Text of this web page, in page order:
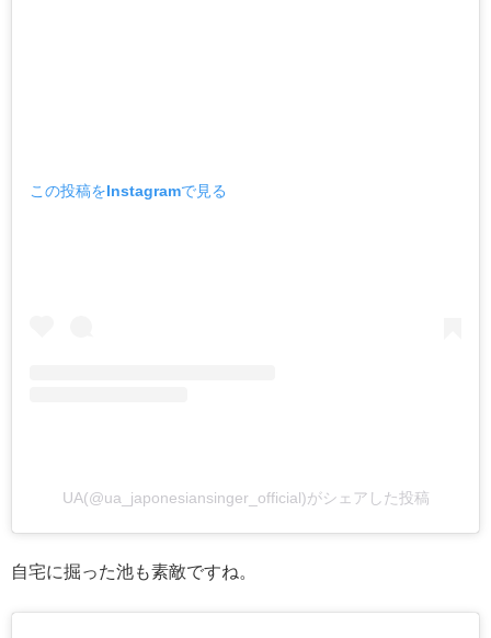
この投稿をInstagramで見る
UA(@ua_japonesiansinger_official)がシェアした投稿
自宅に掘った池も素敵ですね。